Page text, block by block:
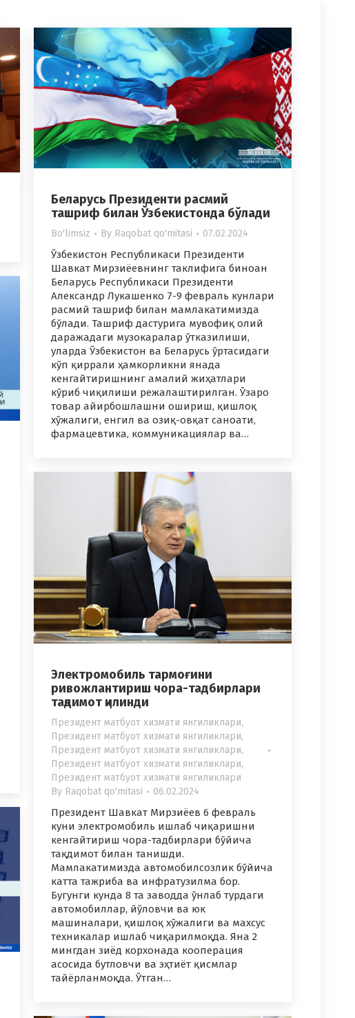
Беларусь Президенти расмий
ташриф билан Ўзбекистонда бўлади
Bo'limsiz By Raqobat qo'mitasi 07.02.2024
Ўзбекистон Республикаси Президенти
Шавкат Мирзиёевнинг таклифига биноан
Беларусь Республикаси Президенти
Александр Лукашенко 7-9 февраль кунлари
расмий ташриф билан мамлакатимизда
бўлади. Ташриф дастурига мувофиқ олий
даражадаги музокаралар ўтказилиши,
уларда Ўзбекистон ва Беларусь ўртасидаги
кўп қиррали ҳамкорликни янада
кенгайтиришнинг амалий жиҳатлари
кўриб чиқилиши режалаштирилган. Ўзаро
товар айирбошлашни ошириш, қишлоқ
хўжалиги, енгил ва озиқ-овқат саноати,
фармацевтика, коммуникациялар ва…
Электромобиль тармоғини
ривожлантириш чора-тадбирлари
тақдимот қилинди
Президент матбуот хизмати янгиликлари,
Президент матбуот хизмати янгиликлари,
Президент матбуот хизмати янгиликлари,
Президент матбуот хизмати янгиликлари,
Президент матбуот хизмати янгиликлари
By Raqobat qo'mitasi 06.02.2024
Президент Шавкат Мирзиёев 6 февраль
куни электромобиль ишлаб чиқаришни
кенгайтириш чора-тадбирлари бўйича
тақдимот билан танишди.
Мамлакатимизда автомобилсозлик бўйича
катта тажриба ва инфратузилма бор.
Бугунги кунда 8 та заводда ўнлаб турдаги
автомобиллар, йўловчи ва юк
машиналари, қишлоқ хўжалиги ва махсус
техникалар ишлаб чиқарилмоқда. Яна 2
мингдан зиёд корхонада кооперация
асосида бутловчи ва эҳтиёт қисмлар
тайёрланмоқда. Ўтган…